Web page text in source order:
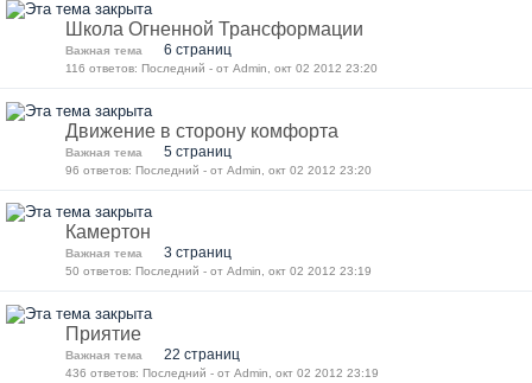
Школа Огненной Трансформации
Важная тема 6 страниц
116 ответов: Последний - от Admin, окт 02 2012 23:20
Движение в сторону комфорта
Важная тема 5 страниц
96 ответов: Последний - от Admin, окт 02 2012 23:20
Камертон
Важная тема 3 страниц
50 ответов: Последний - от Admin, окт 02 2012 23:19
Приятие
Важная тема 22 страниц
436 ответов: Последний - от Admin, окт 02 2012 23:19